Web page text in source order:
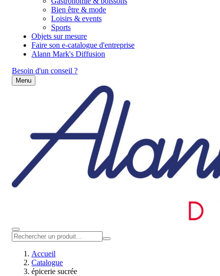
Bien être & mode
Loisirs & events
Sports
Objets sur mesure
Faire son e-catalogue d'entreprise
Alann Mark's Diffusion
Besoin d'un conseil ?
Menu
Accueil
Catalogue
épicerie sucrée